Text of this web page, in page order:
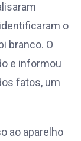
o
branco. O
e informou
fatos, um
ao aparelho